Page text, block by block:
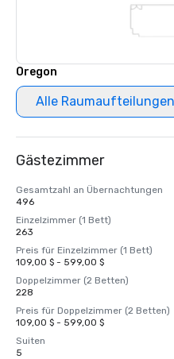
Oregon
Alle
Gästezimmer
Gesamtzahl an Übernachtungen
496
Einzelzimmer (1 Bett)
263
Preis für Einzelzimmer (1 Bett)
109,00 $ - 599,00 $
Doppelzimmer (2 Betten)
228
Preis für Doppelzimmer (2 Betten)
109,00 $ - 599,00 $
Suiten
5